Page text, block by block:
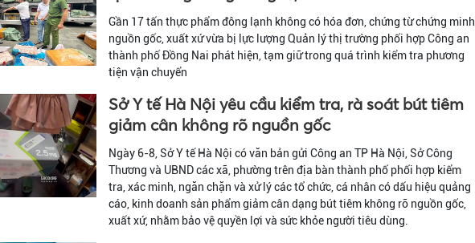
Gần 17 tấn thực phẩm đông lạnh không có hóa đơn, chứng từ chứng minh
nguồn gốc, xuất xứ vừa bị lực lượng Quản lý thị trường phối hợp Công an
thành phố Đồng Nai phát hiện, tạm giữ trong quá trình kiểm tra phương
tiện vận chuyển
Sở Y tế Hà Nội yêu cầu kiểm tra, rà soát bút tiêm
giảm cân không rõ nguồn gốc
Ngày 6-8, Sở Y tế Hà Nội có văn bản gửi Công an TP Hà Nội, Sở Công
Thương và UBND các xã, phường trên địa bàn thành phố phối hợp kiểm
tra, xác minh, ngăn chặn và xử lý các tổ chức, cá nhân có dấu hiệu quảng
cáo, kinh doanh sản phẩm giảm cân dạng bút tiêm không rõ nguồn gốc,
xuất xứ, nhằm bảo vệ quyền lợi và sức khỏe người tiêu dùng.